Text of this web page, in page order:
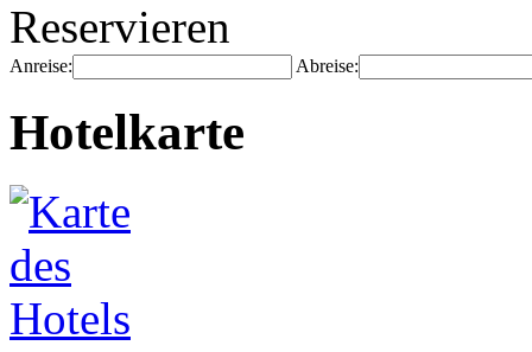
Reservieren
Anreise: Abreise:
Hotelkarte